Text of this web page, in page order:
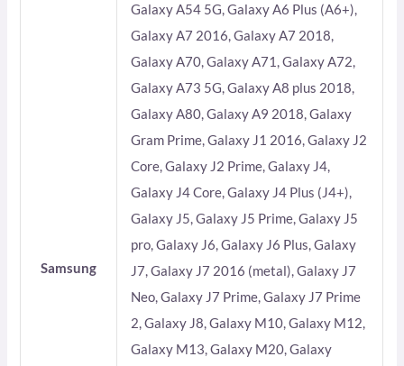
Samsung
Galaxy A54 5G, Galaxy A6 Plus (A6+),
Galaxy A7 2016, Galaxy A7 2018,
Galaxy A70, Galaxy A71, Galaxy A72,
Galaxy A73 5G, Galaxy A8 plus 2018,
Galaxy A80, Galaxy A9 2018, Galaxy
Gram Prime, Galaxy J1 2016, Galaxy J2
Core, Galaxy J2 Prime, Galaxy J4,
Galaxy J4 Core, Galaxy J4 Plus (J4+),
Galaxy J5, Galaxy J5 Prime, Galaxy J5
pro, Galaxy J6, Galaxy J6 Plus, Galaxy
J7, Galaxy J7 2016 (metal), Galaxy J7
Neo, Galaxy J7 Prime, Galaxy J7 Prime
2, Galaxy J8, Galaxy M10, Galaxy M12,
Galaxy M13, Galaxy M20, Galaxy